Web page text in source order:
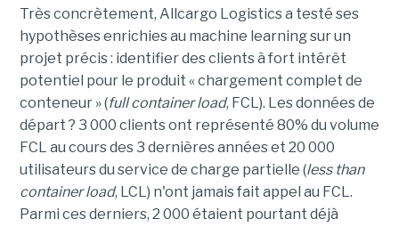
Très concrètement, Allcargo Logistics a testé ses
hypothèses enrichies au machine learning sur un
projet précis : identifier des clients à fort intérêt
potentiel pour le produit « chargement complet de
conteneur » (full container load, FCL). Les données de
départ ? 3 000 clients ont représenté 80% du volume
FCL au cours des 3 dernières années et 20 000
utilisateurs du service de charge partielle (less than
container load, LCL) n'ont jamais fait appel au FCL.
Parmi ces derniers, 2 000 étaient pourtant déjà